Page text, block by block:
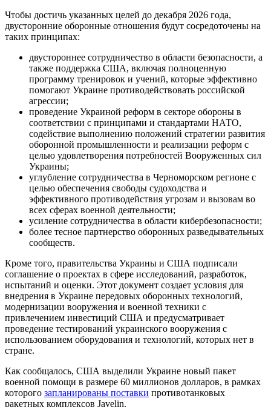
Чтобы достичь указанных целей до декабря 2026 года,
двусторонние оборонные отношения будут сосредоточены на
таких принципах:
двустороннее сотрудничество в области безопасности, а
также поддержка США, включая полноценную
программу тренировок и учений, которые эффективно
помогают Украине противодействовать российской
агрессии;
проведение Украиной реформ в секторе обороны в
соответствии с принципами и стандартами НАТО,
содействие выполнению положений стратегии развития
оборонной промышленности и реализации реформ с
целью удовлетворения потребностей Вооруженных сил
Украины;
углубление сотрудничества в Черноморском регионе с
целью обеспечения свободы судоходства и
эффективного противодействия угрозам и вызовам во
всех сферах военной деятельности;
усиление сотрудничества в области кибербезопасности;
более тесное партнерство оборонных разведывательных
сообществ.
Кроме того, правительства Украины и США подписали
соглашение о проектах в сфере исследований, разработок,
испытаний и оценки. Этот документ создает условия для
внедрения в Украине передовых оборонных технологий,
модернизации вооружения и военной техники с
привлечением инвестиций США и предусматривает
проведение тестирований украинского вооружения с
использованием оборудования и технологий, которых нет в
стране.
Как сообщалось, США выделили Украине новый пакет
военной помощи в размере 60 миллионов долларов, в рамках
которого запланированы поставки противотанковых
ракетных комплексов Javelin.